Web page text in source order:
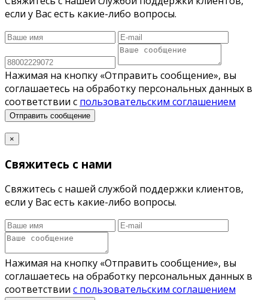
если у Вас есть какие-либо вопросы.
Нажимая на кнопку «Отправить сообщение», вы
соглашаетесь на обработку персональных данных в
соответствии с пользовательским соглашением
Отправить сообщение
×
Свяжитесь с нами
Свяжитесь с нашей службой поддержки клиентов,
если у Вас есть какие-либо вопросы.
Нажимая на кнопку «Отправить сообщение», вы
соглашаетесь на обработку персональных данных в
соответствии с пользовательским соглашением